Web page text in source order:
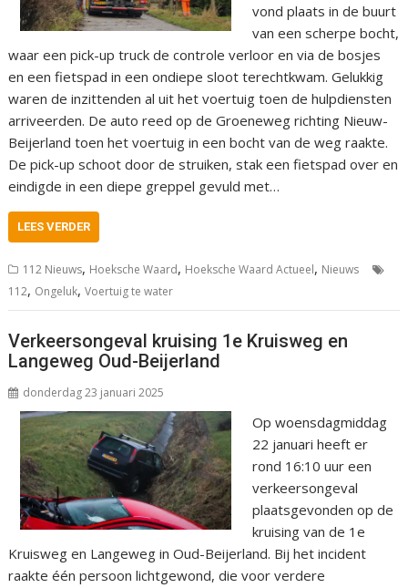
vond plaats in de buurt
van een scherpe bocht,
waar een pick-up truck de controle verloor en via de bosjes
en een fietspad in een ondiepe sloot terechtkwam. Gelukkig
waren de inzittenden al uit het voertuig toen de hulpdiensten
arriveerden. De auto reed op de Groeneweg richting Nieuw-
Beijerland toen het voertuig in een bocht van de weg raakte.
De pick-up schoot door de struiken, stak een fietspad over en
eindigde in een diepe greppel gevuld met…
LEES VERDER
112 Nieuws, Hoeksche Waard, Hoeksche Waard Actueel, Nieuws
112, Ongeluk,Voertuig te water
Verkeersongeval kruising 1e Kruisweg en
Langeweg Oud-Beijerland
donderdag 23 januari 2025
Op woensdagmiddag
22 januari heeft er
rond 16:10 uur een
verkeersongeval
plaatsgevonden op de
kruising van de 1e
Kruisweg en Langeweg in Oud-Beijerland. Bij het incident
raakte één persoon lichtgewond, die voor verdere